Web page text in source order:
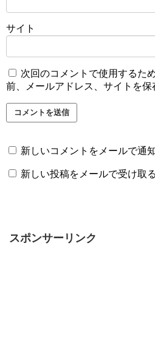
サイト
次回のコメントで使用するた
前、メールアドレス、サイトを保
新しいコメントをメールで通
新しい投稿をメールで受け取る
スポンサーリンク